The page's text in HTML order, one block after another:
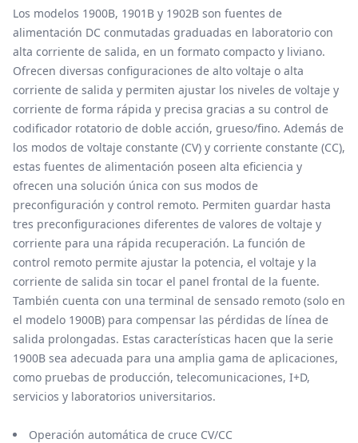
Visión general
Los modelos 1900B, 1901B y 1902B son fuentes de
alimentación DC conmutadas graduadas en laboratorio con
alta corriente de salida, en un formato compacto y liviano.
Ofrecen diversas configuraciones de alto voltaje o alta
corriente de salida y permiten ajustar los niveles de voltaje y
corriente de forma rápida y precisa gracias a su control de
codificador rotatorio de doble acción, grueso/fino. Además de
los modos de voltaje constante (CV) y corriente constante (CC),
estas fuentes de alimentación poseen alta eficiencia y
ofrecen una solución única con sus modos de
preconfiguración y control remoto. Permiten guardar hasta
tres preconfiguraciones diferentes de valores de voltaje y
corriente para una rápida recuperación. La función de
control remoto permite ajustar la potencia, el voltaje y la
corriente de salida sin tocar el panel frontal de la fuente.
También cuenta con una terminal de sensado remoto (solo en
el modelo 1900B) para compensar las pérdidas de línea de
salida prolongadas. Estas características hacen que la serie
1900B sea adecuada para una amplia gama de aplicaciones,
como pruebas de producción, telecomunicaciones, I+D,
servicios y laboratorios universitarios.
Operación automática de cruce CV/CC